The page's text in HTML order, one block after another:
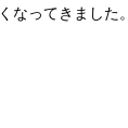
なってきました。